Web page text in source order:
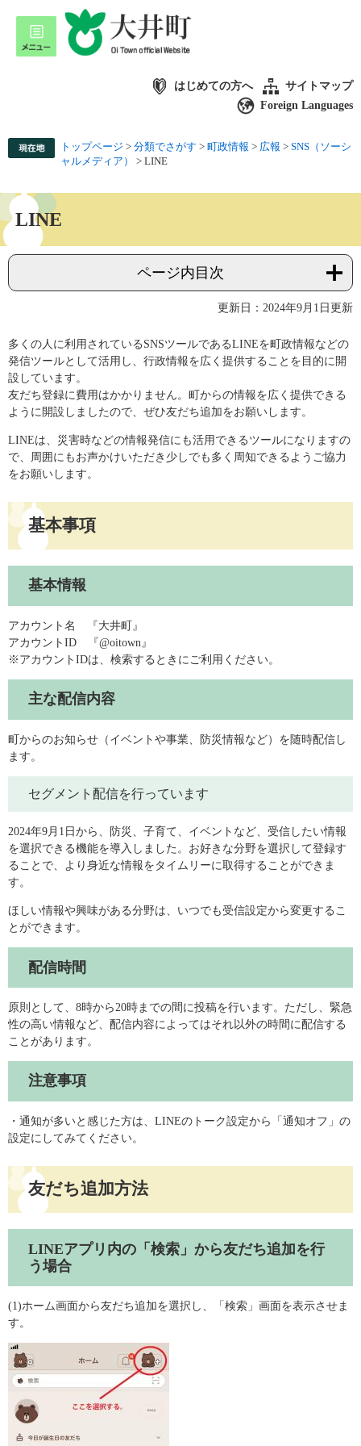
はじめての方へ
サイトマップ
Foreign Languages
トップページ > 分類でさがす > 町政情報 > 広報 > SNS（ソーシ
ャルメディア）
> LINE
LINE
ページ内目次
更新日：2024年9月1日更新
多くの人に利用されているSNSツールであるLINEを町政情報などの
発信ツールとして活用し、行政情報を広く提供することを目的に開
設しています。
友だち登録に費用はかかりません。町からの情報を広く提供できる
ように開設しましたので、ぜひ友だち追加をお願いします。
LINEは、災害時などの情報発信にも活用できるツールになりますの
で、周囲にもお声かけいただき少しでも多く周知できるようご協力
をお願いします。
基本事項
基本情報
アカウント名 『大井町』
アカウントID 『@oitown』
※アカウントIDは、検索するときにご利用ください。
主な配信内容
町からのお知らせ（イベントや事業、防災情報など）を随時配信し
ます。
セグメント配信を行っています
2024年9月1日から、防災、子育て、イベントなど、受信したい情報
を選択できる機能を導入しました。お好きな分野を選択して登録す
ることで、より身近な情報をタイムリーに取得することができま
す。
ほしい情報や興味がある分野は、いつでも受信設定から変更するこ
とができます。
配信時間
原則として、8時から20時までの間に投稿を行います。ただし、緊急
性の高い情報など、配信内容によってはそれ以外の時間に配信する
ことがあります。
注意事項
・通知が多いと感じた方は、LINEのトーク設定から「通知オフ」の
設定にしてみてください。
友だち追加方法
LINEアプリ内の「検索」から友だち追加を行
う場合
(1)ホーム画面から友だち追加を選択し、「検索」画面を表示させま
す。